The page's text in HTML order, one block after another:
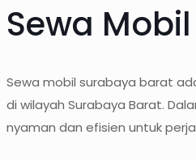
Sewa
Sewa mobil surabaya barat
di wilayah Surabaya Barat.
nyaman dan efisien untuk